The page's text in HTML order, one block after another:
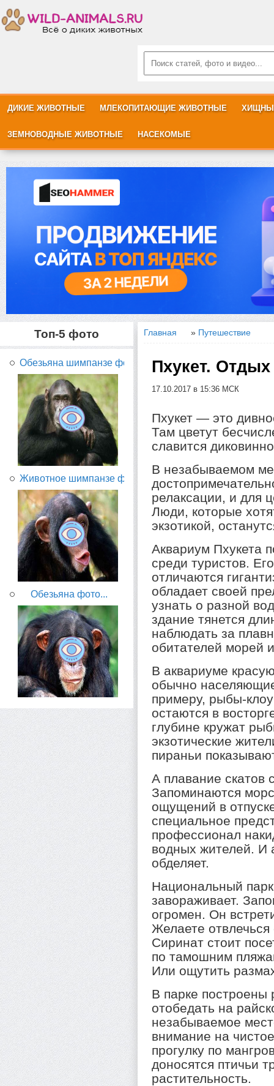
ДИКИЕ ЖИВОТНЫЕ МЛЕКОПИТАЮЩИЕ ЖИВОТНЫЕ
ЗЕМНОВОДНЫЕ ЖИВОТНЫЕ НАСЕКОМЫЕ
Топ-5 фото
Обезьяна шимпанзе фото...
Животное шимпанзе фото...
Обезьяна фото...
Главная » Путешествие
Пхукет.
17.10.2017 в 15:36 МСК
Пхукет — это
Там цветут
славится
В незабываемом
релаксации, и для
Люди, которые
экзотикой,
Аквариум Пхукета
среди туристов.
отличаются
обладает своей
узнать о разной
здание тянется
наблюдать за
обитателей морей
В аквариуме
обычно
примеру, рыбы-
остаются в
глубине кружат
экзотические
пираньи
А плавание скатов
Запоминаются
ощущений в
специальное
профессионал
водных жителей. И
обделяет.
Национальный
завораживает.
огромен. Он
Желаете отвлечься
Сиринат стоит
по тамошним
Или ощутить
В парке построены
отобедать на
незабываемое
внимание на
прогулку по
доносятся птичьи
растительность.